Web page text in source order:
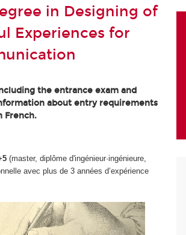
in Designing of
Experiences for
the entrance exam and
about entry requirements
French.
(master, diplôme d'ingénieur·ingénieure,
avec plus de 3 années d’expérience